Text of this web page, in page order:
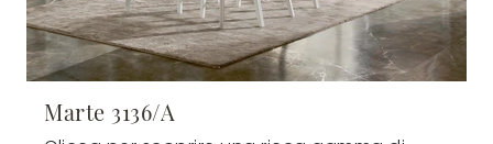
Marte 3136/A